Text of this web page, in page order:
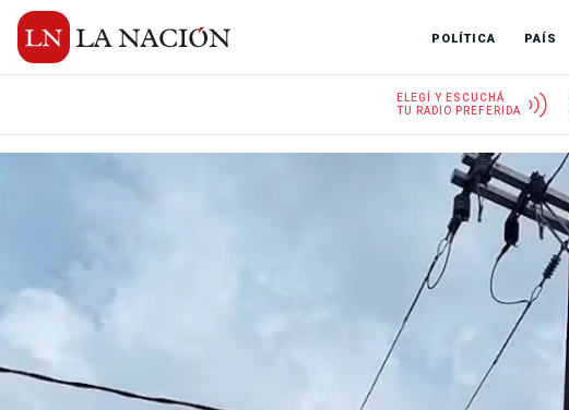
POLÍTICA PAÍS
ELEGÍ Y ESCUCHÁ
TU RADIO PREFERIDA